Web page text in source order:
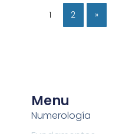
1 2 »
Menu
Numerología